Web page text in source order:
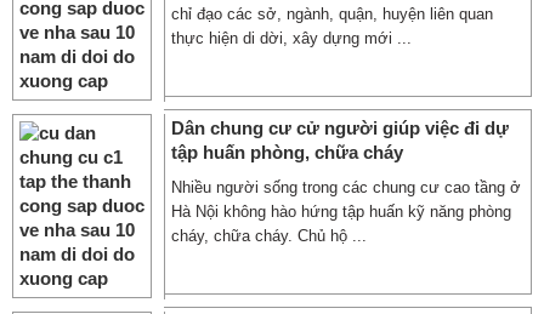
chỉ đạo các sở, ngành, quận, huyện liên quan
thực hiện di dời, xây dựng mới ...
Dân chung cư cử người giúp việc đi dự
tập huấn phòng, chữa cháy
Nhiều người sống trong các chung cư cao tầng ở
Hà Nội không hào hứng tập huấn kỹ năng phòng
cháy, chữa cháy. Chủ hộ ...